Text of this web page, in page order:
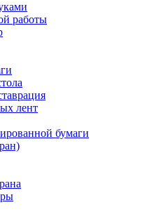
работы
лент
бумаги